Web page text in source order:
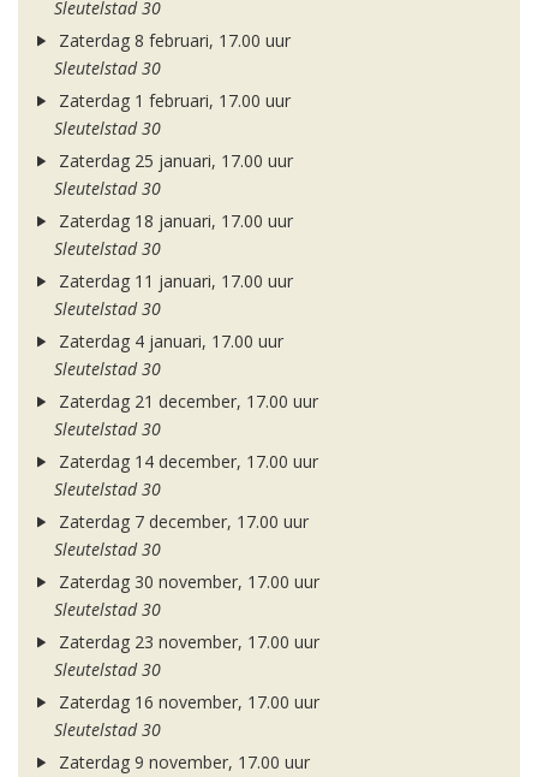
Sleutelstad 30
Zaterdag 8 februari, 17.00 uur
Sleutelstad 30
Zaterdag 1 februari, 17.00 uur
Sleutelstad 30
Zaterdag 25 januari, 17.00 uur
Sleutelstad 30
Zaterdag 18 januari, 17.00 uur
Sleutelstad 30
Zaterdag 11 januari, 17.00 uur
Sleutelstad 30
Zaterdag 4 januari, 17.00 uur
Sleutelstad 30
Zaterdag 21 december, 17.00 uur
Sleutelstad 30
Zaterdag 14 december, 17.00 uur
Sleutelstad 30
Zaterdag 7 december, 17.00 uur
Sleutelstad 30
Zaterdag 30 november, 17.00 uur
Sleutelstad 30
Zaterdag 23 november, 17.00 uur
Sleutelstad 30
Zaterdag 16 november, 17.00 uur
Sleutelstad 30
Zaterdag 9 november, 17.00 uur